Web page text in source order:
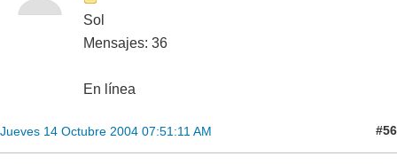
Sol
Mensajes: 36
En línea
Jueves 14 Octubre 2004 07:51:11 AM #56